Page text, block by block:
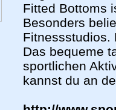
Fitted Bottoms
Besonders
Fitnessstudios.
Das bequeme
sportlichen
kannst du an